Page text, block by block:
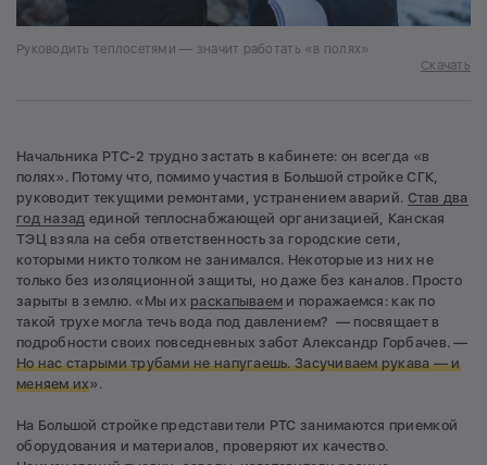
Руководить теплосетями — значит работать «в полях»
Скачать
Начальника РТС-2 трудно застать в кабинете: он всегда «в
полях». Потому что, помимо участия в Большой стройке СГК,
руководит текущими ремонтами, устранением аварий. Став два
год назад единой теплоснабжающей организацией, Канская
ТЭЦ взяла на себя ответственность за городские сети,
которыми никто толком не занимался. Некоторые из них не
только без изоляционной защиты, но даже без каналов. Просто
зарыты в землю. «Мы их раскапываем и поражаемся: как по
такой трухе могла течь вода под давлением? — посвящает в
подробности своих повседневных забот Александр Горбачев. —
Но нас старыми трубами не напугаешь. Засучиваем рукава — и
меняем их».
На Большой стройке представители РТС занимаются приемкой
оборудования и материалов, проверяют их качество.